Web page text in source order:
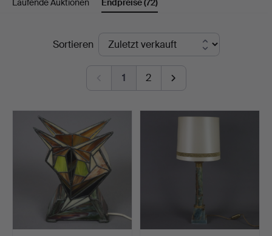
Blank
Laufende Auktionen Endpreise(72)
EndpreiseSortieren
1 2